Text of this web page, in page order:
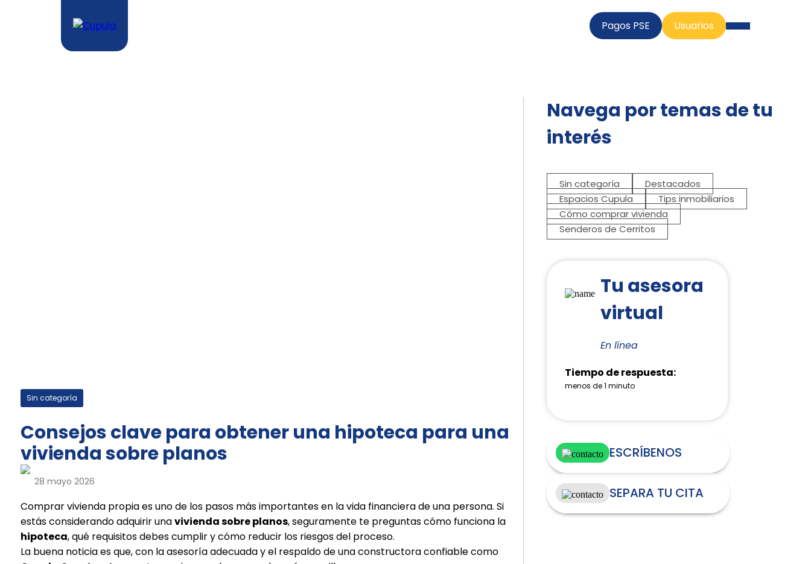
Pagos PSE Usuarios
Sin categoría
Consejos clave para obtener una hipoteca para una
vivienda sobre planos
28 mayo 2026
Comprar vivienda propia es uno de los pasos más importantes en la vida financiera de una persona. Si
estás considerando adquirir unavivienda sobre planos, seguramente te preguntas cómo funciona la
hipoteca, qué requisitos debes cumplir y cómo reducir los riesgos del proceso.
La buena noticia es que, con la asesoría adecuada y el respaldo de una constructora confiable como
Navega por temas de tu
interés
Sin categoría
Destacados
Espacios Cupula
Tips inmobiliarios
Cómo comprar vivienda
Senderos de Cerritos
Tu asesora
virtual
En línea
Tiempo de respuesta:
menos de 1 minuto
ESCRÍBENOS
SEPARA TU CITA